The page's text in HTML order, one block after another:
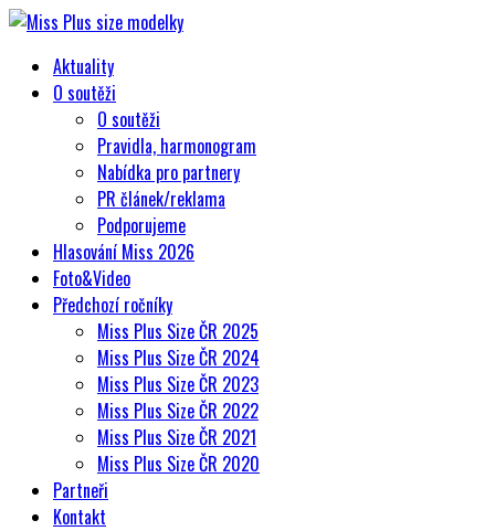
Aktuality
O soutěži
O soutěži
Pravidla, harmonogram
Nabídka pro partnery
PR článek/reklama
Podporujeme
Hlasování Miss 2026
Foto&Video
Předchozí ročníky
Miss Plus Size ČR 2025
Miss Plus Size ČR 2024
Miss Plus Size ČR 2023
Miss Plus Size ČR 2022
Miss Plus Size ČR 2021
Miss Plus Size ČR 2020
Partneři
Kontakt